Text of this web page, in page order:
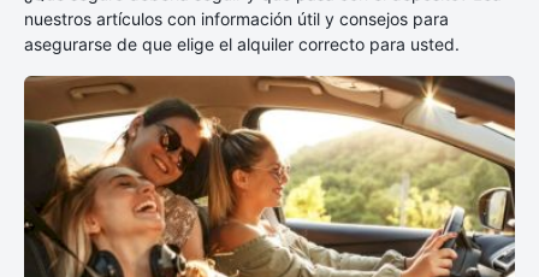
nuestros artículos con información útil y consejos para
asegurarse de que elige el alquiler correcto para usted.